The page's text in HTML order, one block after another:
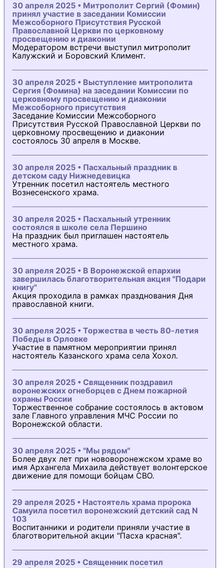
30 апреля 2025 • Митрополит Сергий (Фомин)
принял участие в заседании Комиссии
Межсоборного Присутствия Русской
Православной Церкви по церковному
просвещению и диаконии
Модератором встречи выступил митрополит
Калужский и Боровский Климент.
30 апреля 2025 • Выступление митрополита
Сергия (Фомина) на заседании Комиссии по
церковному просвещению и диаконии
Межсоборного присутствия
Заседание Комиссии Межсоборного
Присутствия Русской Православной Церкви по
церковному просвещению и диаконии
состоялось 30 апреля в Москве.
30 апреля 2025 • Пасхальный праздник в
детском саду Нижнедевицка
Утренник посетил настоятель местного
Вознесенского храма.
30 апреля 2025 • Пасхальный утренник
состоялся в школе села Першино
На праздник был приглашен настоятель
местного храма.
30 апреля 2025 • В Воронежской епархии
завершилась благотворительная акция "Подари
книгу"
Акция проходила в рамках празднования Дня
православной книги.
30 апреля 2025 • Торжества в честь 80-летия
Победы в Орловке
Участие в памятном мероприятии принял
настоятель Казанского храма села Хохол.
30 апреля 2025 • Священник поздравил
воронежских огнеборцев с Днем пожарной
охраны России
Торжественное собрание состоялось в актовом
зале Главного управления МЧС России по
Воронежской области.
30 апреля 2025 • "Мы рядом"
Более двух лет при нововоронежском храме во
имя Архангела Михаила действует волонтерское
движение для помощи бойцам СВО.
29 апреля 2025 • Настоятель храма пророка
Самуила посетил воронежский детский сад N
103
Воспитанники и родители приняли участие в
благотворительной акции "Пасха красная".
29 апреля 2025 • Священник посетил